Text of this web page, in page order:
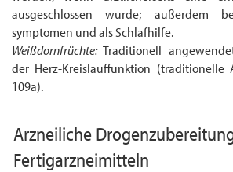
ausgeschlossen wurde; außerdem
symptomen und als Schlaf­hilfe.
Weißdornfrüchte:Traditionell
der Herz-Kreislauffunktion
109a).
Arzneiliche
Fertigarzneimitteln